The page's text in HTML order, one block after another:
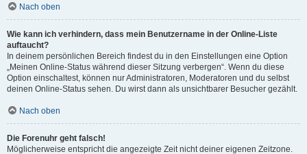
Nach oben
Wie kann ich verhindern, dass mein Benutzername in der Online-Liste
auftaucht?
In deinem persönlichen Bereich findest du in den Einstellungen eine Option
„Meinen Online-Status während dieser Sitzung verbergen“. Wenn du diese
Option einschaltest, können nur Administratoren, Moderatoren und du selbst
deinen Online-Status sehen. Du wirst dann als unsichtbarer Besucher gezählt.
Nach oben
Die Forenuhr geht falsch!
Möglicherweise entspricht die angezeigte Zeit nicht deiner eigenen Zeitzone.